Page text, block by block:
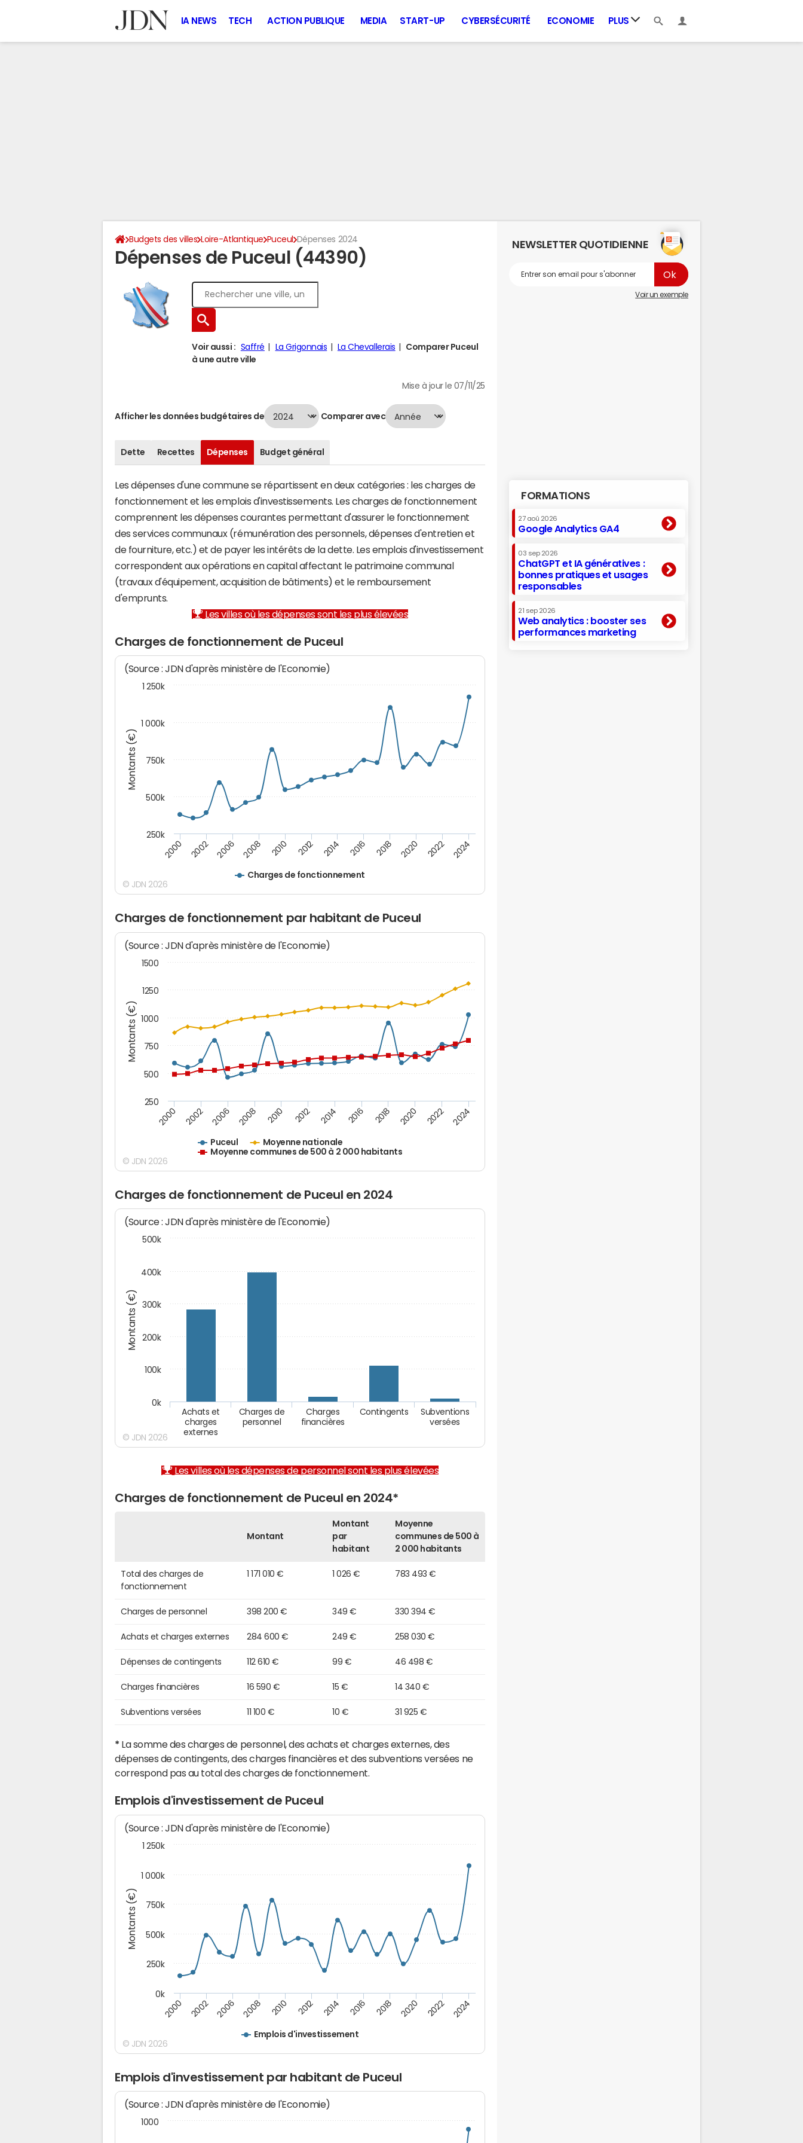
IA NEWS TECH ACTION PUBLIQUE MEDIA START-UP CYBERSÉCURITÉ ECONOMIE PLUS
Budgets des villes Loire-Atlantique Puceul Dépenses 2024
Dépenses de Puceul (44390)
Voir aussi : Saffré La Grigonnais La Chevallerais
Comparer Puceul
à une autre ville
Mise à jour le 07/11/25
Afficher les données budgétaires de Comparer avec
Dette Recettes Dépenses Budget général
Les dépenses d'une commune se répartissent en deux catégories : les charges de
fonctionnement et les emplois d'investissements. Les charges de fonctionnement
comprennent les dépenses courantes permettant d'assurer le fonctionnement
des services communaux (rémunération des personnels, dépenses d'entretien et
de fourniture, etc.) et de payer les intérêts de la dette. Les emplois d'investissement
correspondent aux opérations en capital affectant le patrimoine communal
(travaux d'équipement, acquisition de bâtiments) et le remboursement
d'emprunts.
Les villes où les dépenses sont les plus élevées
Charges de fonctionnement de Puceul
Montants (€)
(Source : JDN d'après ministère de l'Economie)
Charges de fonctionnement
2000 2002 2006 2008 2010 2012 2014 2016 2018 2020 2022 2024
250k
500k
750k
1 000k
1 250k
© JDN 2026
Charges de fonctionnement par habitant de Puceul
Montants (€)
(Source : JDN d'après ministère de l'Economie)
Puceul
Moyenne nationale
Moyenne communes de 500 à 2 000 habitants
2000 2002 2006 2008 2010 2012 2014 2016 2018 2020 2022 2024
250
500
750
1000
1250
1500
© JDN 2026
Charges de fonctionnement de Puceul en 2024
Montants (€)
(Source : JDN d'après ministère de l'Economie)
Achats et
charges
externes
Charges de
personnel
Charges
financières
Contingents
Subventions
versées
0k
100k
200k
300k
400k
500k
© JDN 2026
Les villes où les dépenses de personnel sont les plus élevées
Charges de fonctionnement de Puceul en 2024*
Montant
Montant
par
habitant
Moyenne
communes de 500 à
2 000 habitants
Total des charges de
fonctionnement
1 171 010 € 1 026 € 783 493 €
Charges de personnel 398 200 € 349 € 330 394 €
Achats et charges externes 284 600 € 249 € 258 030 €
Dépenses de contingents 112 610 € 99 € 46 498 €
Charges financières 16 590 € 15 € 14 340 €
Subventions versées 11 100 € 10 € 31 925 €
* La somme des charges de personnel, des achats et charges externes, des
dépenses de contingents, des charges financières et des subventions versées ne
correspond pas au total des charges de fonctionnement.
Emplois d'investissement de Puceul
Montants (€)
(Source : JDN d'après ministère de l'Economie)
Emplois d'investissement
2000 2002 2006 2008 2010 2012 2014 2016 2018 2020 2022 2024
0k
250k
500k
750k
1 000k
1 250k
© JDN 2026
Emplois d'investissement par habitant de Puceul
(Source : JDN d'après ministère de l'Economie)
1000
NEWSLETTER QUOTIDIENNE
Voir un exemple
FORMATIONS
27 aoû 2026
Google Analytics GA4
03 sep 2026
ChatGPT et IA génératives :
bonnes pratiques et usages
responsables
21 sep 2026
Web analytics : booster ses
performances marketing